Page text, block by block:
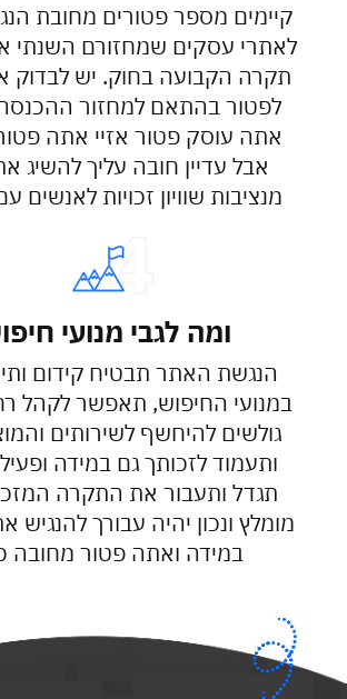
קיימים מספר פטורים מחובת
לאתרי עסקים שמחזורם השנתי
תקרה הקבועה בחוק. יש לבדוק
לפטור בהתאם למחזור
אתה עוסק פטור אזיי אתה
אבל עדיין חובה עליך להשיג
מנציבות שוויון זכויות לאנשים
ומה לגבי מנועי
הנגשת האתר תבטיח קידום
במנועי החיפוש, תאפשר לקהל
גולשים להיחשף לשירותים
ותעמוד לזכותך גם במידה
תגדל ותעבור את התקרה
מומלץ ונכון יהיה עבורך
במידה ואתה פטור מחובה